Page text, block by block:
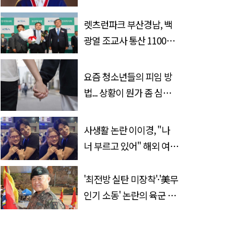
렛츠런파크 부산경남, 백
광열 조교사 통산 1100
요즘 청소년들의 피임 방
법... 상황이 뭔가 좀 심각
사생활 논란 이이경, "나
너 부르고 있어" 해외 여배
'최전방 실탄 미장착'·'美무
인기 소동' 논란의 육군 1